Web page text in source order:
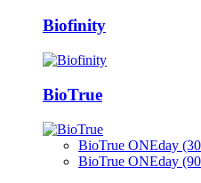
Biofinity
BioTrue
BioTrue ONEday
BioTrue ONEday